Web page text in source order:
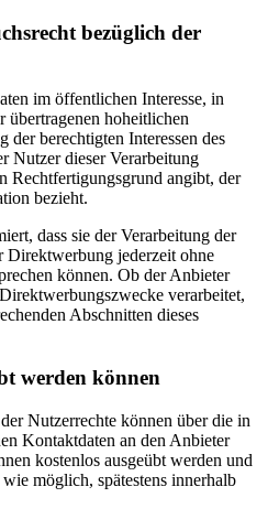
bezüglich der
im öffentlichen Interesse, in
übertragenen hoheitlichen
der berechtigten Interessen des
Nutzer dieser Verarbeitung
Rechtfertigungsgrund angibt, der
bezieht.
dass sie der Verarbeitung der
Direktwerbung jederzeit ohne
können. Ob der Anbieter
verarbeitet,
Abschnitten dieses
werden können
Nutzerrechte können über die in
Kontaktdaten an den Anbieter
kostenlos ausgeübt werden und
möglich, spätestens innerhalb